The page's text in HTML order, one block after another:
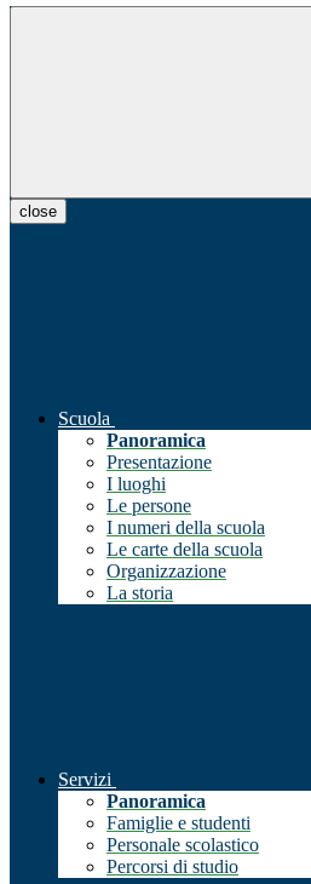
close
Scuola
Panoramica
Presentazione
I luoghi
Le persone
I numeri della scuola
Le carte della scuola
Organizzazione
La storia
Servizi
Panoramica
Famiglie e studenti
Personale scolastico
Percorsi di studio